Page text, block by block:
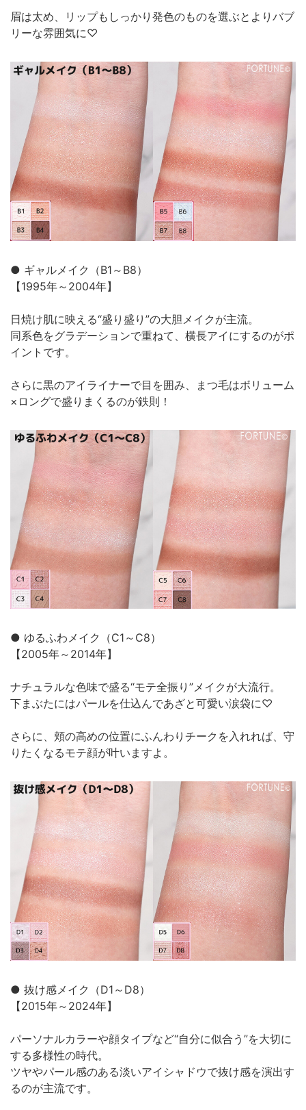
眉は太め、リップもしっかり発色のものを選ぶとよりバブ
リーな雰囲気に♡
● ギャルメイク（B1～B8）
【1995年～2004年】
日焼け肌に映える“盛り盛り”の大胆メイクが主流。
同系色をグラデーションで重ねて、横長アイにするのがポ
イントです。
さらに黒のアイライナーで目を囲み、まつ毛はボリューム
×ロングで盛りまくるのが鉄則！
● ゆるふわメイク（C1～C8）
【2005年～2014年】
ナチュラルな色味で盛る“モテ全振り”メイクが大流行。
下まぶたにはパールを仕込んであざと可愛い涙袋に♡
さらに、頬の高めの位置にふんわりチークを入れれば、守
りたくなるモテ顔が叶いますよ。
● 抜け感メイク（D1～D8）
【2015年～2024年】
パーソナルカラーや顔タイプなど“自分に似合う”を大切に
する多様性の時代。
ツヤやパール感のある淡いアイシャドウで抜け感を演出す
るのが主流です。